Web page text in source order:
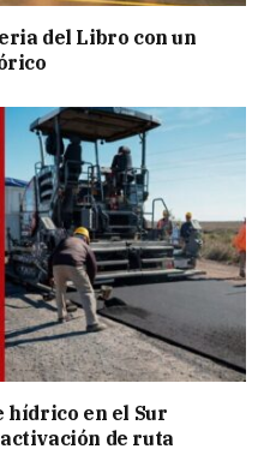
del Libro con un
hídrico en el Sur
de ruta